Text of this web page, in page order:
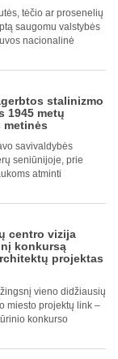
tėčio ar prosenelių
saugomu valstybės
nacionalinė
stalinizmo
1945 metų
metinės
savivaldybės
seniūnijoje, prie
atminti
centro vizija
konkursą
projektas
vieno didžiausių
miesto projektų link –
konkurso